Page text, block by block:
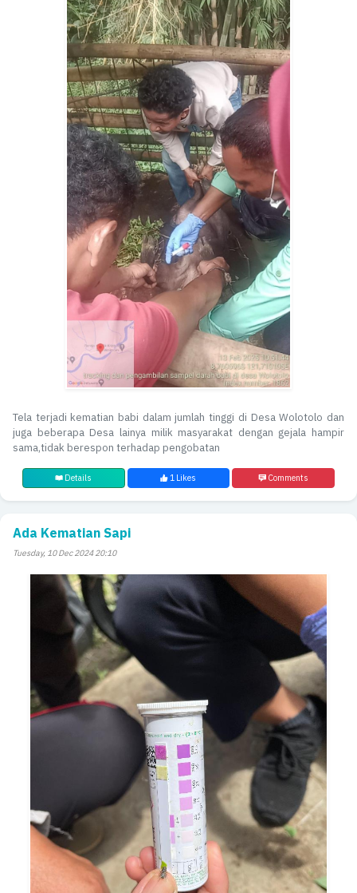
Tela terjadi kematian babi dalam jumlah tinggi di Desa Wolotolo dan
juga beberapa Desa lainya milik masyarakat dengan gejala hampir
sama,tidak berespon terhadap pengobatan
Details 1 Likes Comments
Ada Kematian Sapi
Tuesday, 10 Dec 2024 20:10